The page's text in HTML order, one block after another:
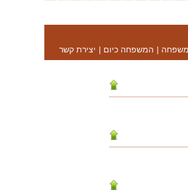
| המשפחה כיום | יצירת קשר